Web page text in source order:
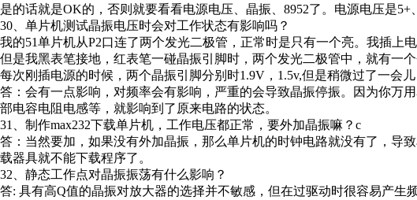
是的话就是OK的，否则就要看看电源电压、晶振、8952了。电源电压是5+
30、单片机测试晶振电压时会对工作状态有影响吗？
我的51单片机从P2口连了两个发光二极管，正常时是只有一个亮。我插上
但是我黑表笔接地，红表笔一碰晶振引脚时，两个发光二极管中，就有一
每次刚插电源的时候，两个晶振引脚分别时1.9V，1.5v,但是稍微过了一会
答：会有一点影响，对频率会有影响，严重的会导致晶振停振。因为你万
部电容电阻电感等，就影响到了原来电路的状态。
31、制作max232下载单片机，工作电压都正常，要外加晶振嘛？c
答：当然要加，如果没有外加晶振，那么单片机的时钟电路就没有了，导
载器具就不能下载程序了。
32、静态工作点对晶振振荡有什么影响？
答: 具有高Q值的晶振对放大器的选择并不敏感，但在过驱动时很容易产生